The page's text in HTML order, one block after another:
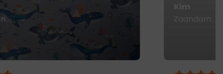
Kim
Zaandam